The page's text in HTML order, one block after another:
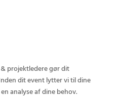
projektledere gør dit
dit event lytter vi til dine
analyse af dine behov.